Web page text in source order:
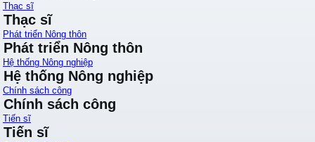
Thạc sĩ
Thạc sĩ
Phát triển Nông thôn
Phát triển Nông thôn
Hệ thống Nông nghiệp
Hệ thống Nông nghiệp
Chính sách công
Chính sách công
Tiến sĩ
Tiến sĩ